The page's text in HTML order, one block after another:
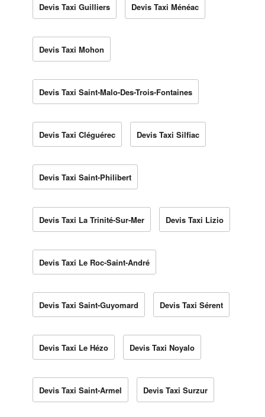
Devis Taxi Guilliers Devis Taxi Ménéac
Devis Taxi Mohon
Devis Taxi Saint-Malo-Des-Trois-Fontaines
Devis Taxi Cléguérec Devis Taxi Silfiac
Devis Taxi Saint-Philibert
Devis Taxi La Trinité-Sur-Mer Devis Taxi Lizio
Devis Taxi Le Roc-Saint-André
Devis Taxi Saint-Guyomard Devis Taxi Sérent
Devis Taxi Le Hézo Devis Taxi Noyalo
Devis Taxi Saint-Armel Devis Taxi Surzur